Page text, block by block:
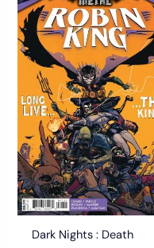
Dark Nights : Death